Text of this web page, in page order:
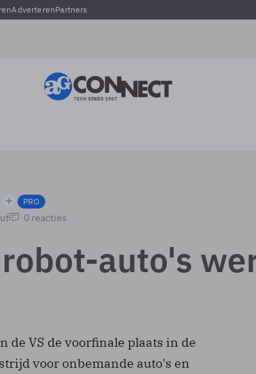
AdverterenPartners
PRO
0 reacties
auto's
de VS de voorfinale plaats in de
voor onbemande auto's en